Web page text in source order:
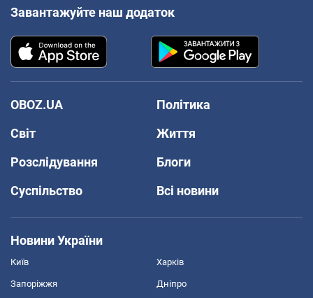
Завантажуйте наш додаток
OBOZ.UA
Політика
Світ
Життя
Розслідування
Блоги
Суспільство
Всі новини
Новини України
Київ Харків
Запоріжжя Дніпро